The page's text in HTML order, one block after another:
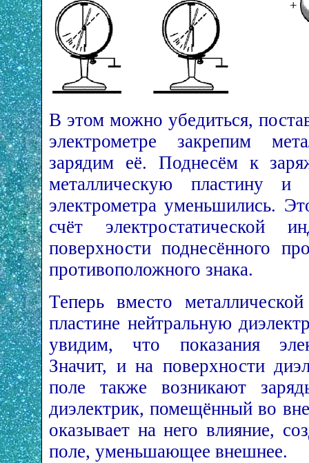
В этом можно убедиться,
электрометре закрепим
зарядим её. Поднесём к
металлическую пластину и
электрометра уменьшились.
счёт электростатической
поверхности поднесённого
противоположного знака.
Теперь вместо
пластине нейтральную
увидим, что показания
Значит, и на поверхности
поле также возникают
диэлектрик, помещённый во
оказывает на него влияние,
поле, уменьшающее внешнее.